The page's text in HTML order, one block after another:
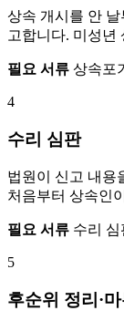
상속 개시를 안
고합니다. 미성년
필요 서류 상속포
4
수리 심판
법원이 신고 내용
처음부터 상속인
필요 서류 수리 심
5
후순위 정리·마